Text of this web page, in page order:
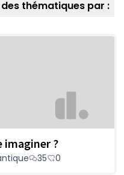
thématiques par :
imaginer ?
35 0